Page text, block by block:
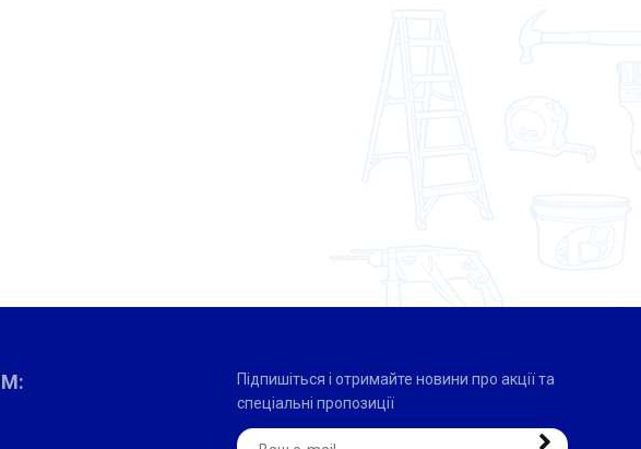
Підпишіться і отримайте новини про акції та
спеціальні пропозиції